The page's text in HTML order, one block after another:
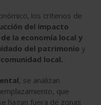
los criterios de
del impacto
la economía local y
del patrimonio y
local.
, se analizan
que
hagan fuera de zonas